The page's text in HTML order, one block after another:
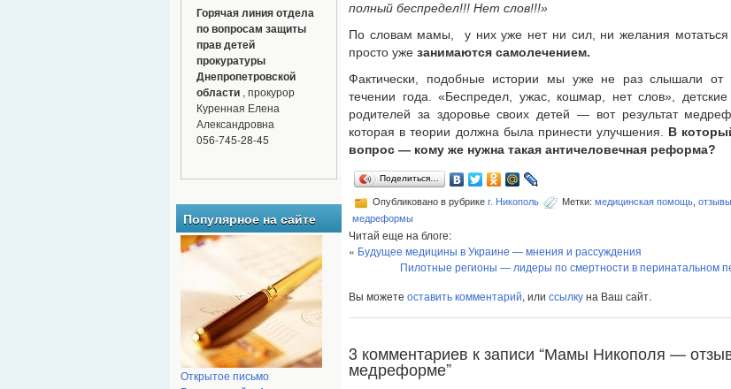
Горячая линия отдела
по вопросам защиты
прав детей
прокуратуры
Днепропетровской
области, прокурор
Куренная Елена
Александровна
056-745-28-45
Популярное на сайте
Открытое письмо
полный беспредел!!! Нет слов!!!»
По словам мамы, у них уже нет ни сил, ни желания мотаться
просто уже занимаются самолечением.
Фактически, подобные истории мы уже не раз слышали от
течении года. «Беспредел, ужас, кошмар, нет слов»,
родителей за здоровье своих детей — вот результат
которая в теории должна была принести улучшения. В
вопрос — кому же нужна такая античеловечная реформа?
Поделиться…
Опубликовано в рубрике г. Никополь Метки: медицинская помощь
медреформы
Читай еще на блоге:
« Будущее медицины в Украине — мнения и рассуждения
Пилотные регионы — лидеры по смертности в перинатальном
Вы можете оставить комментарий, или ссылкуна Ваш сайт.
3 комментариев к записи “Мамы Никополя —
медреформе”